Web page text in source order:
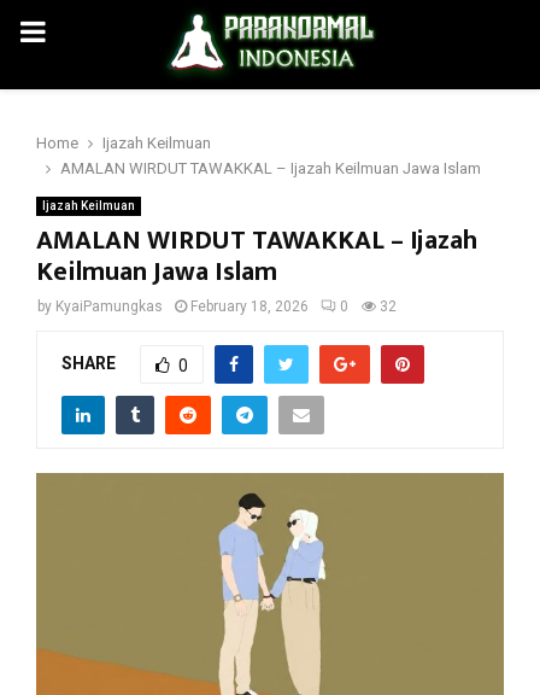
PRIMARY
MENU
Home
Ijazah Keilmuan
AMALAN WIRDUT TAWAKKAL – Ijazah Keilmuan Jawa Islam
Ijazah Keilmuan
AMALAN WIRDUT TAWAKKAL – Ijazah
Keilmuan Jawa Islam
by KyaiPamungkas February 18, 2026 0 32
SHARE 0